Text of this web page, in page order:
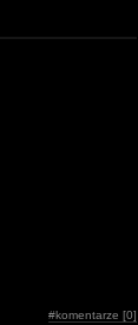
#komentarze [0]